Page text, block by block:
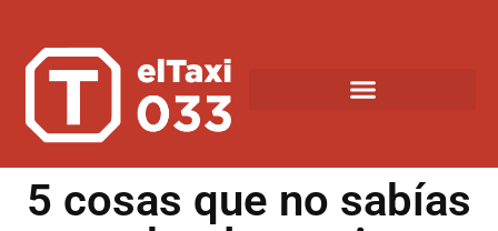
5 cosas que no sabías